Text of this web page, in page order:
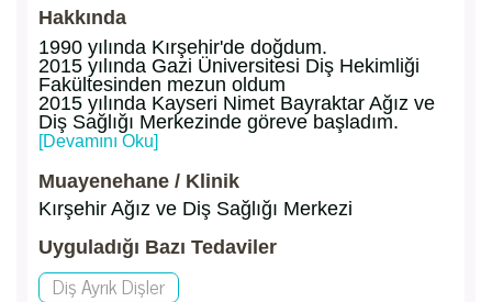
Hakkında
1990 yılında Kırşehir'de doğdum.
2015 yılında Gazi Üniversitesi Diş Hekimliği
Fakültesinden mezun oldum
2015 yılında Kayseri Nimet Bayraktar Ağız ve
Diş Sağlığı Merkezinde göreve başladım.
[Devamını Oku]
Muayenehane / Klinik
Kırşehir Ağız ve Diş Sağlığı Merkezi
Uyguladığı Bazı Tedaviler
Diş Ayrık Dişler